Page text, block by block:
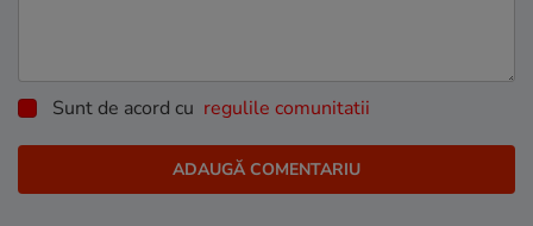
Sunt de acord cu regulile comunitatii